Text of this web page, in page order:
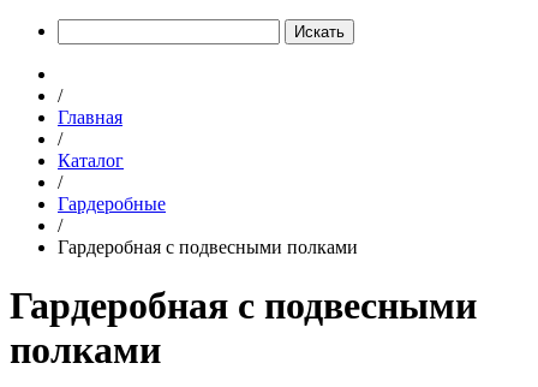
Искать
/
Главная
/
Каталог
/
Гардеробные
/
Гардеробная с подвесными полками
Гардеробная с подвесными
полками